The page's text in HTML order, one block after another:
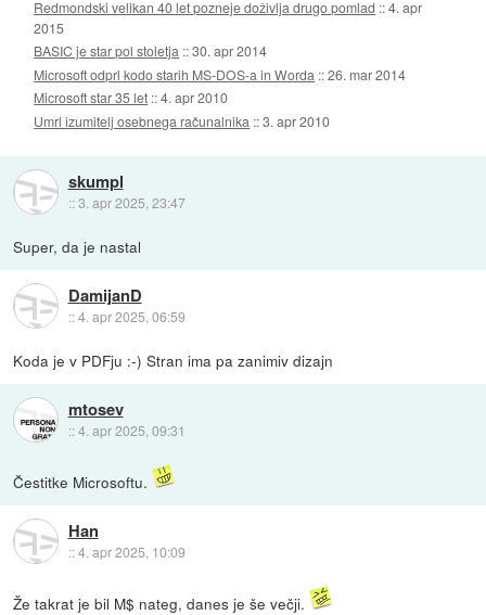
Redmondski velikan 40 let pozneje doživlja drugo pomlad ::4. apr
2015
BASIC je star pol stoletja ::30. apr 2014
Microsoft odprl kodo starih MS-DOS-a in Worda ::26. mar 2014
Microsoft star 35 let ::4. apr 2010
Umrl izumitelj osebnega računalnika ::3. apr 2010
skumpl
::3. apr 2025, 23:47
Super, da je nastal
DamijanD
::4. apr 2025, 06:59
Koda je v PDFju :-) Stran ima pa zanimiv dizajn
mtosev
::4. apr 2025, 09:31
Čestitke Microsoftu.
Han
::4. apr 2025, 10:09
Že takrat je bil M$ nateg, danes je še večji.